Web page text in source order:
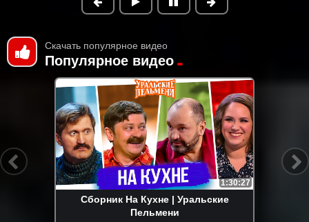
Скачать популярное видео
Популярное видео
1:30:27
Сборник На Кухне | Уральские
Пельмени